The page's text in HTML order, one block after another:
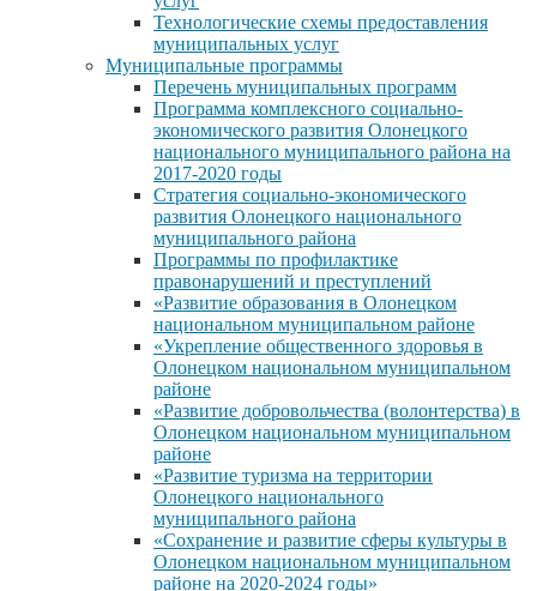
Технологические схемы предоставления
муниципальных услуг
Муниципальные программы
Перечень муниципальных программ
Программа комплексного социально-
экономического развития Олонецкого
национального муниципального района на
2017-2020 годы
Стратегия социально-экономического
развития Олонецкого национального
муниципального района
Программы по профилактике
правонарушений и преступлений
«Развитие образования в Олонецком
национальном муниципальном районе
«Укрепление общественного здоровья в
Олонецком национальном муниципальном
районе
«Развитие добровольчества (волонтерства) в
Олонецком национальном муниципальном
районе
«Развитие туризма на территории
Олонецкого национального
муниципального района
«Сохранение и развитие сферы культуры в
Олонецком национальном муниципальном
районе на 2020-2024 годы»